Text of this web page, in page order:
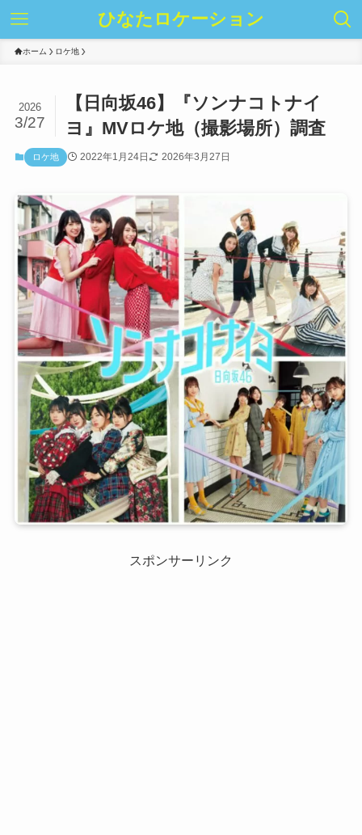
ひなたロケーション
ホーム ロケ地
【日向坂46】『ソンナコトナイ
ヨ』MVロケ地（撮影場所）調査
2026
3/27
ロケ地 2022年1月24日 2026年3月27日
スポンサーリンク